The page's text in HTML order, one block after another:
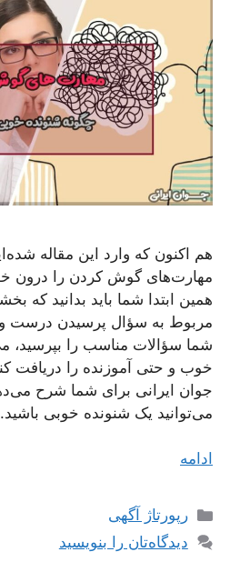
هم اکنون که وارد این مقاله
مهارت‌های گوش کردن را درون
همین ابتدا شما باید بدانید که
مربوط به سؤال پرسیدن درست
شما سؤالات مناسب را بپرسید،
خوب و حتی آموزنده را دریافت
جوان ایرانی برای شما شرح
می‌توانید یک شنونده خوبی باشید.
ادامه
دسته‌ها
رپورتاژ آگهی
دیدگاه‌تان را بنویسید